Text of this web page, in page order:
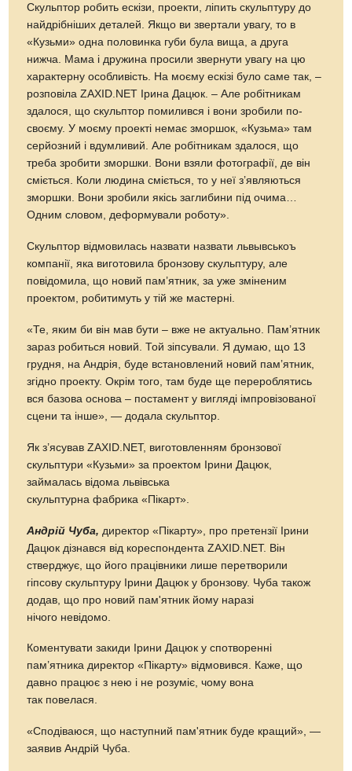
Скульптор робить ескізи, проекти, ліпить скульптуру до
найдрібніших деталей. Якщо ви звертали увагу, то в
«Кузьми» одна половинка губи була вища, а друга
нижча. Мама і дружина просили звернути увагу на цю
характерну особливість. На моєму ескізі було саме так, –
розповіла ZAXID.NET Ірина Дацюк. – Але робітникам
здалося, що скульптор помилився і вони зробили по-
своєму. У моєму проекті немає зморшок, «Кузьма» там
серйозний і вдумливий. Але робітникам здалося, що
треба зробити зморшки. Вони взяли фотографії, де він
сміється. Коли людина сміється, то у неї з’являються
зморшки. Вони зробили якісь заглибини під очима…
Одним словом, деформували роботу».
Скульптор відмовилась назвати назвати львывськоъ
компанії, яка виготовила бронзову скульптуру, але
повідомила, що новий пам’ятник, за уже зміненим
проектом, робитимуть у тій же мастерні.
«Те, яким би він мав бути – вже не актуально. Пам’ятник
зараз робиться новий. Той зіпсували. Я думаю, що 13
грудня, на Андрія, буде встановлений новий пам’ятник,
згідно проекту. Окрім того, там буде ще перероблятись
вся базова основа – постамент у вигляді імпровізованої
сцени та інше», — додала скульптор.
Як з’ясував ZAXID.NET, виготовленням бронзової
скульптури «Кузьми» за проектом Ірини Дацюк,
займалась відома львівська
скульптурна фабрика «Пікарт».
Андрій Чуба, директор «Пікарту», про претензії Ірини
Дацюк дізнався від кореспондента ZAXID.NET. Він
стверджує, що його працівники лише перетворили
гіпсову скульптуру Ірини Дацюк у бронзову. Чуба також
додав, що про новий пам'ятник йому наразі
нічого невідомо.
Коментувати закиди Ірини Дацюк у спотворенні
пам’ятника директор «Пікарту» відмовився. Каже, що
давно працює з нею і не розуміє, чому вона
так повелася.
«Сподіваюся, що наступний пам'ятник буде кращий», —
заявив Андрій Чуба.